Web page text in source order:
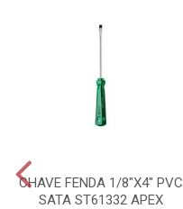
CHAVE FENDA 1/8"X4" PVC
SATA ST61332 APEX